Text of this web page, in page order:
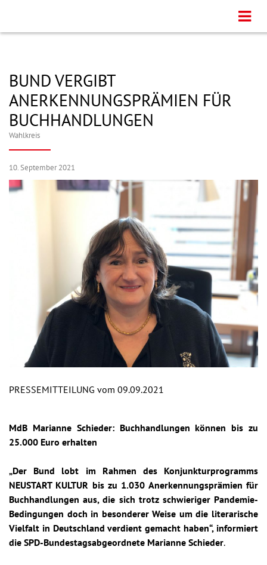
BUND VERGIBT
ANERKENNUNGSPRÄMIEN FÜR
BUCHHANDLUNGEN
Wahlkreis
10. September 2021
PRESSEMITTEILUNG vom 09.09.2021
MdB Marianne Schieder: Buchhandlungen können bis zu
25.000 Euro erhalten
„Der Bund lobt im Rahmen des Konjunkturprogramms
NEUSTART KULTUR bis zu 1.030 Anerkennungsprämien für
Buchhandlungen aus, die sich trotz schwieriger Pandemie-
Bedingungen doch in besonderer Weise um die literarische
Vielfalt in Deutschland verdient gemacht haben“, informiert
die SPD-Bundestagsabgeordnete Marianne Schieder.